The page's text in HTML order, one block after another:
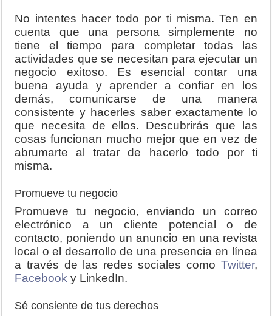
No intentes hacer todo por ti misma. Ten en
cuenta que una persona simplemente no
tiene el tiempo para completar todas las
actividades que se necesitan para ejecutar un
negocio exitoso. Es esencial contar una
buena ayuda y aprender a confiar en los
demás, comunicarse de una manera
consistente y hacerles saber exactamente lo
que necesita de ellos. Descubrirás que las
cosas funcionan mucho mejor que en vez de
abrumarte al tratar de hacerlo todo por ti
misma.
Promueve tu negocio
Promueve tu negocio, enviando un correo
electrónico a un cliente potencial o de
contacto, poniendo un anuncio en una revista
local o el desarrollo de una presencia en línea
a través de las redes sociales como Twitter,
Facebook y LinkedIn.
Sé consiente de tus derechos